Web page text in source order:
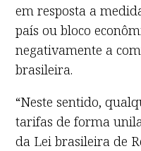
em resposta a
país ou bloco
negativamente a
brasileira.
“Neste sentido,
tarifas de forma
da Lei brasileira de